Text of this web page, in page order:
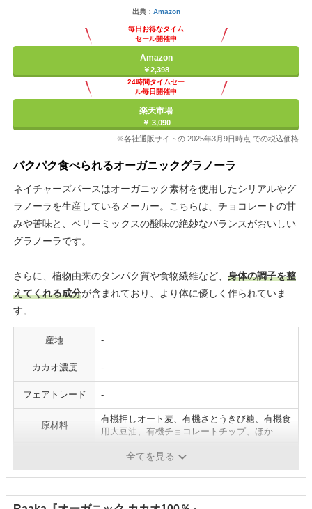
出典： Amazon
毎日お得なタイム
セール開催中
Amazon
￥2,398
24時間タイムセー
ル毎日開催中
楽天市場
￥ 3,090
※各社通販サイトの 2025年3月9日時点 での税込価格
パクパク食べられるオーガニックグラノーラ
ネイチャーズパースはオーガニック素材を使用したシリアルやグ
ラノーラを生産しているメーカー。こちらは、チョコレートの甘
みや苦味と、ベリーミックスの酸味の絶妙なバランスがおいしい
グラノーラです。
さらに、植物由来のタンパク質や食物繊維など、 身体の調子を整
えてくれる成分が含まれており、より体に優しく作られていま
す。
産地 -
カカオ濃度 -
フェアトレード -
原材料
有機押しオート麦、有機さとうきび糖、有機食
用大豆油、有機チョコレートチップ、ほか
有機さとうきび糖
全てを見る